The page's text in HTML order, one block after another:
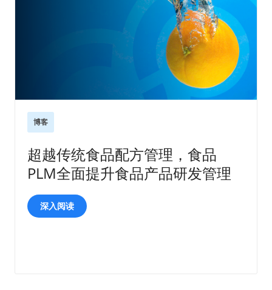
博客
超越传统食品配方管理，食品
PLM全面提升食品产品研发管理
深入阅读